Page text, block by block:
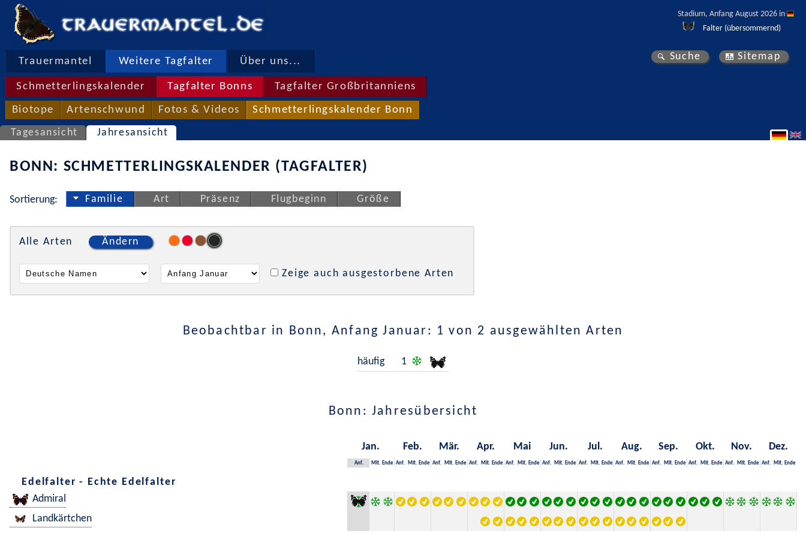
Stadium, Anfang August 2026 in
Falter (übersommernd)
Trauermantel Weitere Tagfalter Über uns...
Schmetterlingskalender Tagfalter Bonns Tagfalter Großbritanniens
Biotope Artenschwund Fotos & Videos Schmetterlingskalender Bonn
Suche Sitemap
Tagesansicht Jahresansicht
BONN: SCHMETTERLINGSKALENDER (TAGFALTER)
Sortierung: Familie Art Präsenz Flugbeginn Größe
Alle Arten Ändern
Zeige auch ausgestorbene Arten
Beobachtbar in Bonn, Anfang Januar: 1 von 2 ausgewählten Arten
häufig 1
Bonn: Jahresübersicht
Jan. Feb. Mär. Apr. Mai Jun. Jul. Aug. Sep. Okt. Nov. Dez.
Anf. Mit. Ende Anf. Mit. Ende Anf. Mit. Ende Anf. Mit. Ende Anf. Mit. Ende Anf. Mit. Ende Anf. Mit. Ende Anf. Mit. Ende Anf. Mit. Ende Anf. Mit. Ende Anf. Mit. Ende Anf. Mit. Ende
Edelfalter - Echte Edelfalter
Admiral
Landkärtchen